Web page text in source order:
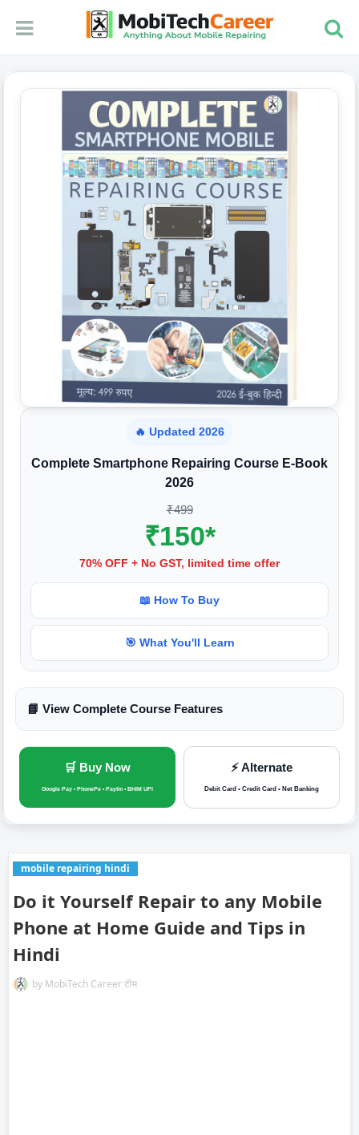
🔥 Updated 2026
Complete Smartphone Repairing Course E-Book
2026
₹499
₹150*
70% OFF + No GST, limited time offer
📖 How To Buy
🎯 What You'll Learn
📘 View Complete Course Features
🛒 Buy Now
Google Pay • PhonePe • Paytm • BHIM UPI
⚡ Alternate
Debit Card • Credit Card • Net Banking
mobile repairing hindi
Do it Yourself Repair to any Mobile
Phone at Home Guide and Tips in
Hindi
by MobiTech Career टीम